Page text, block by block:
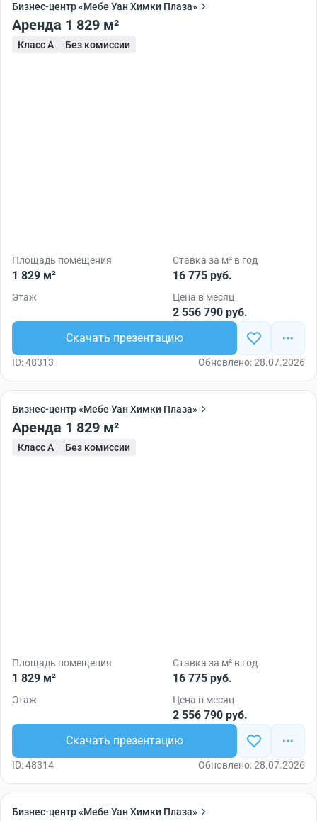
Бизнес-центр «Мебе Уан Химки Плаза»
Аренда 1 829 м²
Класс A Без комиссии
Площадь помещения
1 829 м²
Ставка за м² в год
16 775 руб.
Этаж Цена в месяц
2 556 790 руб.
Скачать презентацию
ID: 48313 Обновлено: 28.07.2026
Бизнес-центр «Мебе Уан Химки Плаза»
Аренда 1 829 м²
Класс A Без комиссии
Площадь помещения
1 829 м²
Ставка за м² в год
16 775 руб.
Этаж Цена в месяц
2 556 790 руб.
Скачать презентацию
ID: 48314 Обновлено: 28.07.2026
Бизнес-центр «Мебе Уан Химки Плаза»